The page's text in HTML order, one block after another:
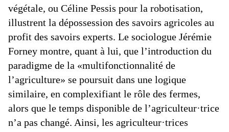
végétale, ou Céline Pessis pour la robotisation,
illustrent la dépossession des savoirs agricoles au
profit des savoirs experts. Le sociologue Jérémie
Forney montre, quant à lui, que l’introduction du
paradigme de la «multifonctionnalité de
l’agriculture» se poursuit dans une logique
similaire, en complexifiant le rôle des fermes,
alors que le temps disponible de l’agriculteur·trice
n’a pas changé. Ainsi, les agriculteur·trices